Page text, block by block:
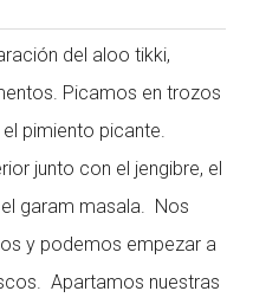
del aloo tikki,
Picamos en trozos
pimiento picante.
junto con el jengibre, el
el garam masala. Nos
y podemos empezar a
Apartamos nuestras